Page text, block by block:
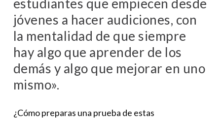
estudiantes que empiecen desde
jóvenes a hacer audiciones, con
la mentalidad de que siempre
hay algo que aprender de los
demás y algo que mejorar en uno
mismo».
¿Cómo preparas una prueba de estas